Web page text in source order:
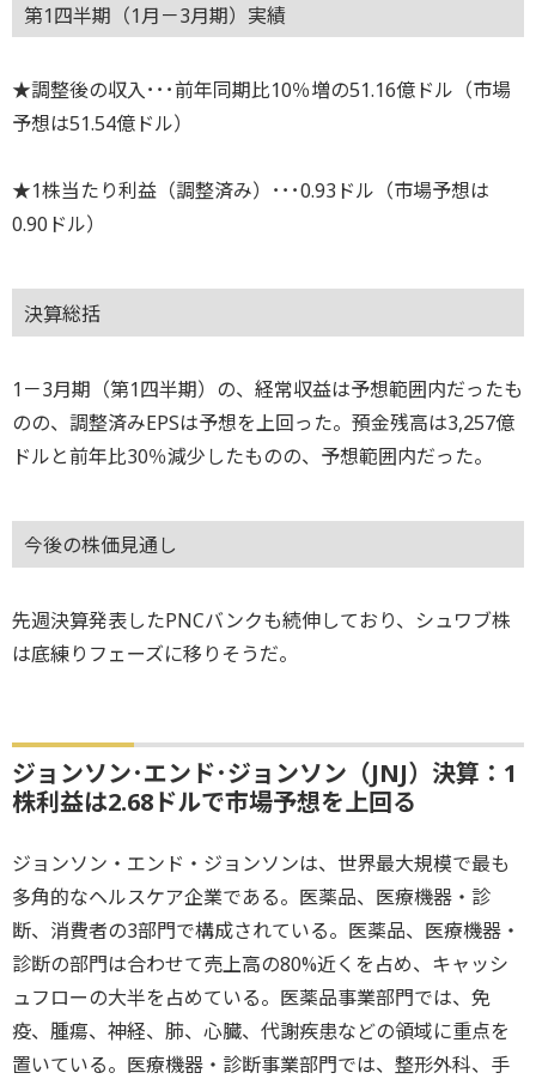
第1四半期（1月－3月期）実績
★調整後の収入･･･前年同期比10％増の51.16億ドル（市場
予想は51.54億ドル）
★1株当たり利益（調整済み）･･･0.93ドル（市場予想は
0.90ドル）
決算総括
1－3月期（第1四半期）の、経常収益は予想範囲内だったも
のの、調整済みEPSは予想を上回った。預金残高は3,257億
ドルと前年比30％減少したものの、予想範囲内だった。
今後の株価見通し
先週決算発表したPNCバンクも続伸しており、シュワブ株
は底練りフェーズに移りそうだ。
ジョンソン･エンド･ジョンソン（JNJ）決算：1
株利益は2.68ドルで市場予想を上回る
ジョンソン・エンド・ジョンソンは、世界最大規模で最も
多角的なヘルスケア企業である。医薬品、医療機器・診
断、消費者の3部門で構成されている。医薬品、医療機器・
診断の部門は合わせて売上高の80%近くを占め、キャッシ
ュフローの大半を占めている。医薬品事業部門では、免
疫、腫瘍、神経、肺、心臓、代謝疾患などの領域に重点を
置いている。医療機器・診断事業部門では、整形外科、手